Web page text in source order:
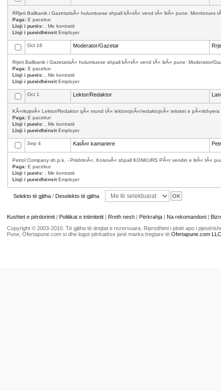
RRjeti Ballkanik i GazetarisÃ« hulumtuese shpall kÃ«tÃ« vend tÃ« lirÃ« pune: Monitorues
Paga: E pacekur
Lloji i punës: , Me kontratë
Lloji i punëdhënsitEmployer
Oct 16 Moderator/Gazetar
Rrjeti Ballkanik i GazetarisÃ« hulumtuese shpall kÃ«tÃ« vend tÃ« lirÃ« pune: Moderator/
Paga: E pacekur
Lloji i punës: , Me kontratë
Lloji i punëdhënsitEmployer
Oct 1 Lektor/Redaktor
KÃ«rkojmÃ« Lektor/Redaktor qÃ« mund tÃ« lektorojnÃ«/redaktojnÃ« tekstet e
Paga: E pacekur
Lloji i punës: , Me kontratë
Lloji i punëdhënsitEmployer
Sep 4 KatÃ«r kamariere
Petrol Company sh.p.k. - PrishtinÃ«, KosovÃ« shpall KONKURS PÃ«r vendin e lirÃ« tÃ«
Paga: E pacekur
Lloji i punës: , Me kontratë
Lloji i punëdhënsitEmployer
Selekto të gjitha / Deselekto të gjitha
Kushtet e përdorimit | Politikat e intimitetit | Rreth nesh | Përkrahja | Na rekomandoni |
Copyright © 2003-2010. Të gjitha të drejtat e rezervuara. Riprodhimi i plotë apo i
Pune, Ofertapune.com si dhe logot përkatëse janë marka tregtare të Ofertapune.com LLC